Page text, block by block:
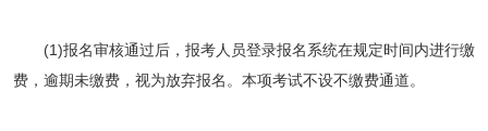
(1)报名审核通过后，报考人员登录报名系统在规定时间内进行缴
费，逾期未缴费，视为放弃报名。本项考试不设不缴费通道。